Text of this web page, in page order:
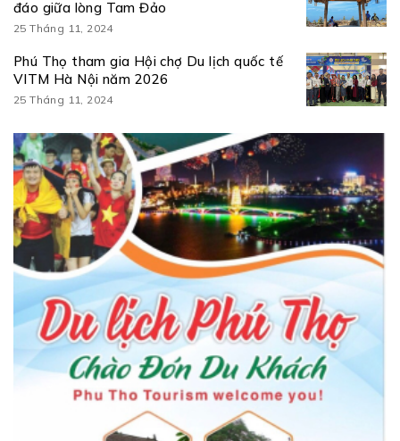
đáo giữa lòng Tam Đảo
25 Tháng 11, 2024
Phú Thọ tham gia Hội chợ Du lịch quốc tế
VITM Hà Nội năm 2026
25 Tháng 11, 2024